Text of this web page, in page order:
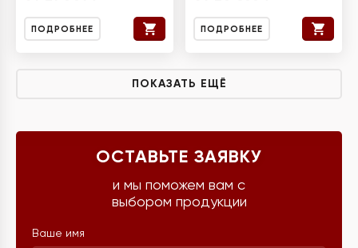
ПОДРОБНЕЕ ПОДРОБНЕЕ
ПОКАЗАТЬ ЕЩЁ
ОСТАВЬТЕ ЗАЯВКУ
и мы поможем вам с
выбором продукции
Ваше имя